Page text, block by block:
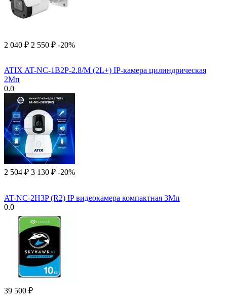
2 040 ₽ 2 550 ₽ -20%
ATIX AT-NC-1B2P-2.8/M (2L+) IP-камера цилиндрическая
2Мп
0.0
2 504 ₽ 3 130 ₽ -20%
AT-NC-2H3P (R2) IP видеокамера компактная 3Мп
0.0
39 500 ₽